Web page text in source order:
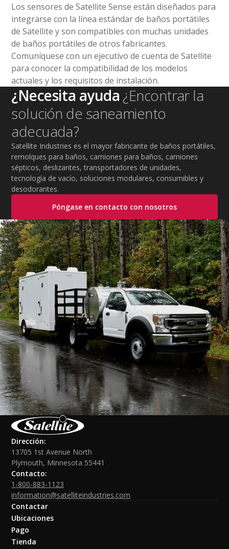
Los sensores de Satellite Sense están diseñados para
integrarse con la línea estándar de baños portátiles
de Satellite y son compatibles con muchas unidades
de baños portátiles de otros fabricantes.
Comuníquese con un ejecutivo de cuenta de Satellite
para conocer la compatibilidad de los modelos
actuales y los requisitos de instalación.
¿Necesita ayuda¿Encontrar la
solución de saneamiento
adecuada?
Satellite Industries es el mayor fabricante de baños portátiles,
remolques para baños, camiones para baños, camiones
sépticos, deslizantes, transportadores de unidades,
tecnología de vacío, soluciones modulares, consumibles y
desodorantes.
Póngase en contacto con nosotros
Dirección:
13705 1st Avenue North
Plymouth, Minnesota 55441
Contacto:
1-800-883-1123
information@satelliteindustries.com
Contactar
Ubicaciones
Pago
Tienda